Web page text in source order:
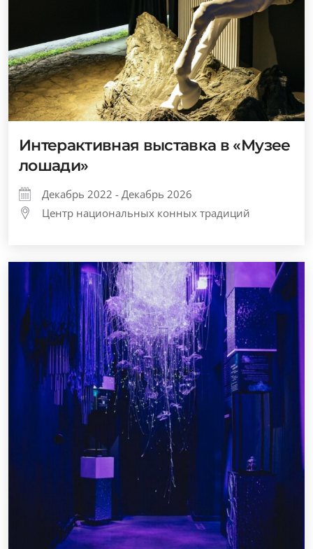
Интерактивная выставка в «Музее
лошади»
Декабрь 2022 - Декабрь 2026
Центр национальных конных традиций